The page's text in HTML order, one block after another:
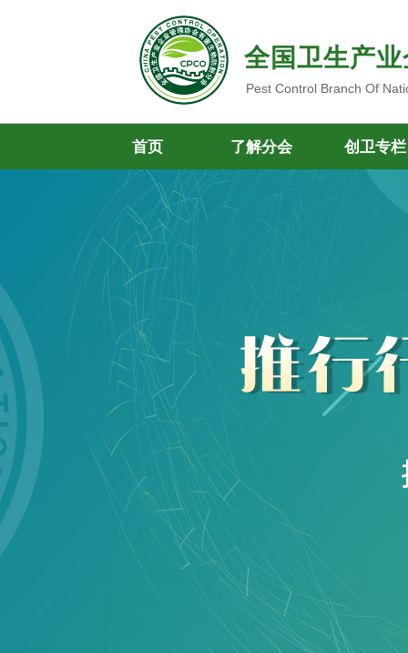
全国卫生产
Pest Control Branch Of
首页 了解分会 创卫专栏